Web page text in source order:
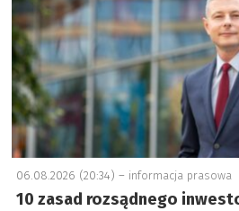
06.08.2026 (20:34) – informacja prasowa
10 zasad rozsądnego